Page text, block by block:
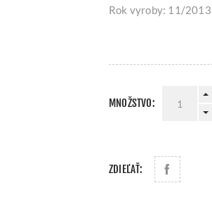
Rok vyroby: 11/
MNOŽSTVO:
ZDIEĽAŤ: